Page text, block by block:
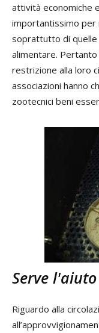
attività economiche
importantissimo per
soprattutto di quelle
alimentare.
restrizione alla loro
associazioni hanno
zootecnici beni
Serve
Riguardo alla